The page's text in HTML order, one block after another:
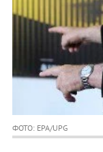
ФОТО: EPA/UPG